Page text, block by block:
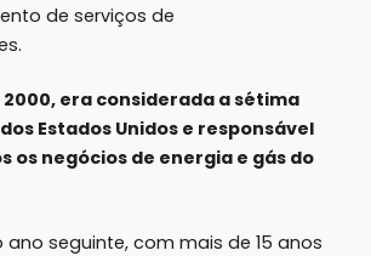
de serviços de
2000, era considerada a sétima
Estados Unidos e responsável
os negócios de energia e gás do
ano seguinte, com mais de 15 anos